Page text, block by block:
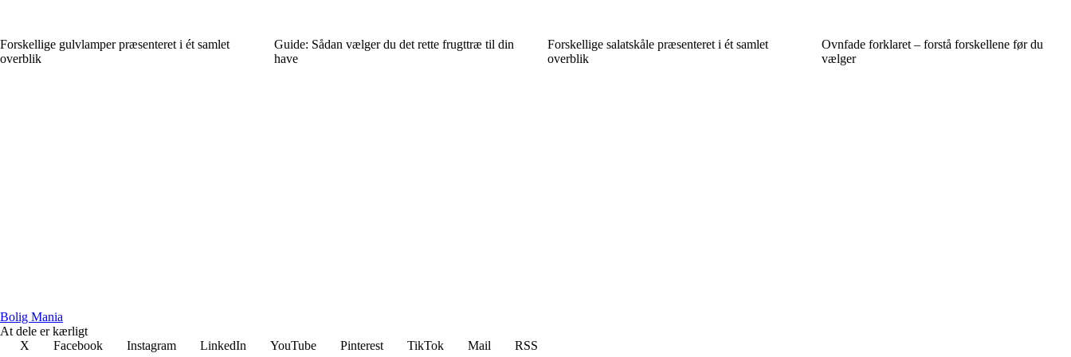
Forskellige gulvlamper præsenteret i ét samlet
overblik
Guide: Sådan vælger du det rette frugttræ til din
have
Forskellige salatskåle præsenteret i ét samlet
overblik
Ovnfade forklaret – forstå forskellene før du
vælger
Bolig Mania
At dele er kærligt
X
Facebook Instagram LinkedIn YouTube Pinterest TikTok Mail
RSS